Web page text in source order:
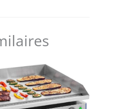
gants de mécanicien ont un
tissu éponge sur le pouce
la sueur du front lors des
travaux ménagers, de la
manipulation générale, de
la décoration, du recyclage,
du polissage, de la
restauration. Les gants de